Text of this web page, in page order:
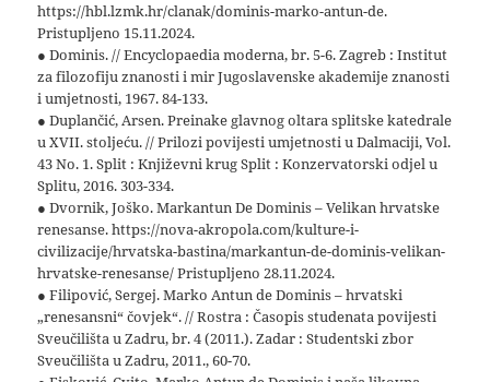
https://hbl.lzmk.hr/clanak/dominis-marko-antun-de.
Pristupljeno 15.11.2024.
● Dominis. // Encyclopaedia moderna, br. 5-6. Zagreb : Institut
za filozofiju znanosti i mir Jugoslavenske akademije znanosti
i umjetnosti, 1967. 84-133.
● Duplančić, Arsen. Preinake glavnog oltara splitske katedrale
u XVII. stoljeću. // Prilozi povijesti umjetnosti u Dalmaciji, Vol.
43 No. 1. Split : Književni krug Split : Konzervatorski odjel u
Splitu, 2016. 303-334.
● Dvornik, Joško. Markantun De Dominis – Velikan hrvatske
renesanse. https://nova-akropola.com/kulture-i-
civilizacije/hrvatska-bastina/markantun-de-dominis-velikan-
hrvatske-renesanse/ Pristupljeno 28.11.2024.
● Filipović, Sergej. Marko Antun de Dominis – hrvatski
„renesansni“ čovjek“. // Rostra : Časopis studenata povijesti
Sveučilišta u Zadru, br. 4 (2011.). Zadar : Studentski zbor
Sveučilišta u Zadru, 2011., 60-70.